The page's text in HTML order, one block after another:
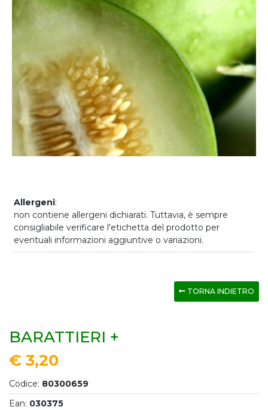
Allergeni:
non contiene allergeni dichiarati. Tuttavia, è sempre
consigliabile verificare l'etichetta del prodotto per
eventuali informazioni aggiuntive o variazioni.
TORNA INDIETRO
BARATTIERI +
€ 3,20
Codice: 80300659
Ean: 030375